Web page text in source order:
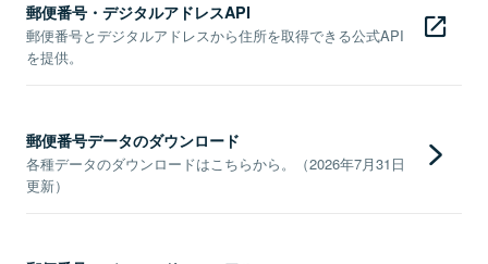
郵便番号・デジタルアドレスAPI
郵便番号とデジタルアドレスから住所を取得できる公式API
を提供。
郵便番号データのダウンロード
各種データのダウンロードはこちらから。（2026年7月31日
更新）